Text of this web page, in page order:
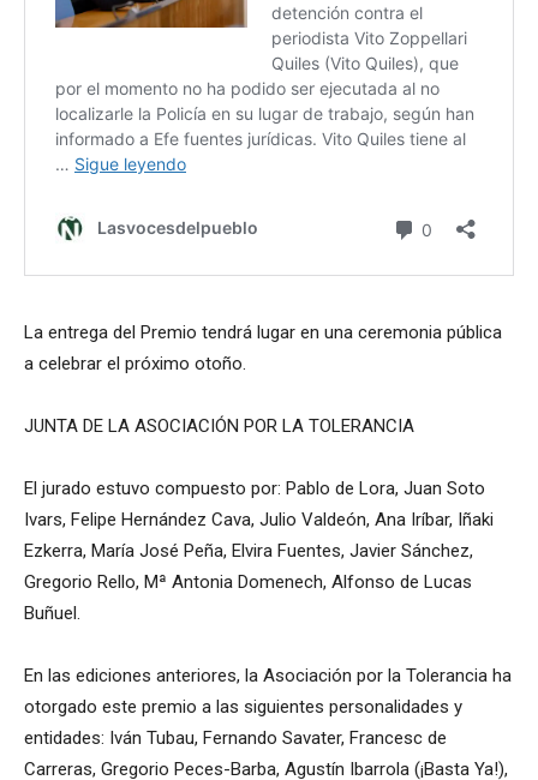
La entrega del Premio tendrá lugar en una ceremonia pública
a celebrar el próximo otoño.
JUNTA DE LA ASOCIACIÓN POR LA TOLERANCIA
El jurado estuvo compuesto por: Pablo de Lora, Juan Soto
Ivars, Felipe Hernández Cava, Julio Valdeón, Ana Iríbar, Iñaki
Ezkerra, María José Peña, Elvira Fuentes, Javier Sánchez,
Gregorio Rello, Mª Antonia Domenech, Alfonso de Lucas
Buñuel.
En las ediciones anteriores, la Asociación por la Tolerancia ha
otorgado este premio a las siguientes personalidades y
entidades: Iván Tubau, Fernando Savater, Francesc de
Carreras, Gregorio Peces-Barba, Agustín Ibarrola (¡Basta Ya!),